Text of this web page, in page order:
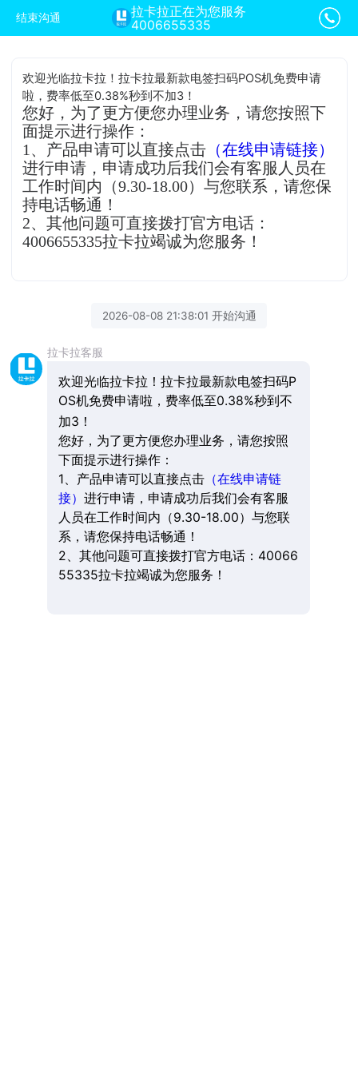
结束沟通
拉卡拉正在为您服务
4006655335
欢迎光临拉卡拉！拉卡拉最新款电签扫码POS机免费申请
啦，费率低至0.38%秒到不加3！
您好，为了更方便您办理业务，请您按照下
面提示进行操作：
1、产品申请可以直接点击 （在线申请链接）
进行申请，申请成功后我们会有客服人员在
工作时间内（9.30-18.00）与您联系，请您保
持电话畅通！
2、其他问题可直接拨打官方电话：
4006655335拉卡拉竭诚为您服务！
2026-08-08 21:38:01 开始沟通
拉卡拉客服
欢迎光临拉卡拉！拉卡拉最新款电签扫码P
OS机免费申请啦，费率低至0.38%秒到不
加3！
您好，为了更方便您办理业务，请您按照
下面提示进行操作：
1、产品申请可以直接点击（在线申请链
接） 进行申请，申请成功后我们会有客服
人员在工作时间内（9.30-18.00）与您联
系，请您保持电话畅通！
2、其他问题可直接拨打官方电话：40066
55335拉卡拉竭诚为您服务！